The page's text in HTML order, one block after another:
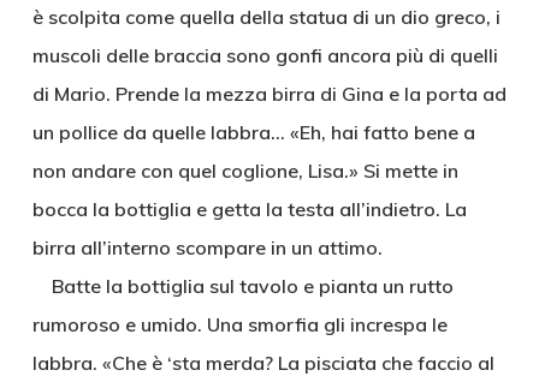
è scolpita come quella della statua di un dio greco, i
muscoli delle braccia sono gonfi ancora più di quelli
di Mario. Prende la mezza birra di Gina e la porta ad
un pollice da quelle labbra… «Eh, hai fatto bene a
non andare con quel coglione, Lisa.» Si mette in
bocca la bottiglia e getta la testa all’indietro. La
birra all’interno scompare in un attimo.
Batte la bottiglia sul tavolo e pianta un rutto
rumoroso e umido. Una smorfia gli increspa le
labbra. «Che è ‘sta merda? La pisciata che faccio al